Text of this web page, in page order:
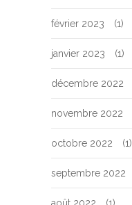
février 2023 (1)
janvier 2023 (1)
décembre 2022
novembre 2022
octobre 2022 (1)
septembre 2022